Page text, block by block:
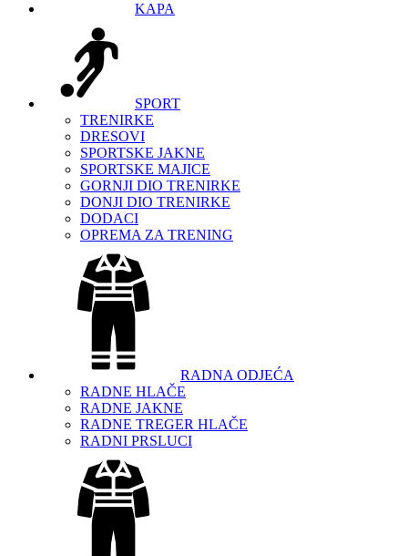
KAPA
SPORT
TRENIRKE
DRESOVI
SPORTSKE JAKNE
SPORTSKE MAJICE
GORNJI DIO TRENIRKE
DONJI DIO TRENIRKE
DODACI
OPREMA ZA TRENING
RADNA ODJEĆA
RADNE HLAČE
RADNE JAKNE
RADNE TREGER HLAČE
RADNI PRSLUCI